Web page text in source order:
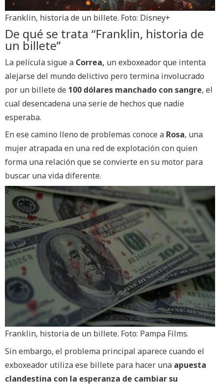
Franklin, historia de un billete. Foto: Disney+
De qué se trata “Franklin, historia de
un billete”
La película sigue a Correa, un exboxeador que intenta
alejarse del mundo delictivo pero termina involucrado
por un billete de 100 dólares manchado con sangre, el
cual desencadena una serie de hechos que nadie
esperaba.
En ese camino lleno de problemas conoce a Rosa, una
mujer atrapada en una red de explotación con quien
forma una relación que se convierte en su motor para
buscar una vida diferente.
Franklin, historia de un billete. Foto: Pampa Films.
Sin embargo, el problema principal aparece cuando el
exboxeador utiliza ese billete para hacer una apuesta
clandestina con la esperanza de cambiar su